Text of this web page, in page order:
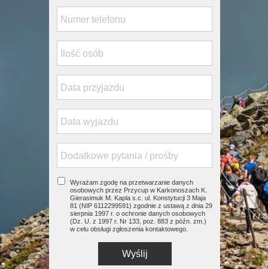
Wyrażam zgodę na przetwarzanie danych
osobowych przez Przycup w Karkonoszach K.
Gierasimuk M. Kapla s.c. ul. Konstytucji 3 Maja
81 (NIP 6112299591) zgodnie z ustawą z dnia 29
sierpnia 1997 r. o ochronie danych osobowych
(Dz. U. z 1997 r. Nr 133, poz. 883 z późn. zm.)
w celu obsługi zgłoszenia kontaktowego.
Wyślij